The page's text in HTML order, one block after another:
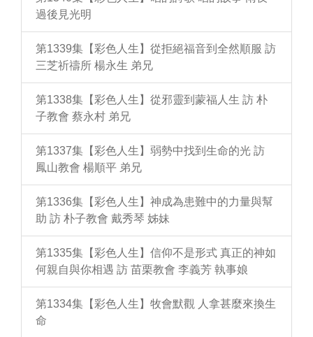
過後見光明
第1339集【彩色人生】從拒絕福音到全然順服 訪
三芝祈禱所 楊永生 弟兄
第1338集【彩色人生】從邪靈到蒙福人生 訪 朴
子教會 蔡永村 弟兄
第1337集【彩色人生】弱勢中找到生命的光 訪
鳳山教會 楊順平 弟兄
第1336集【彩色人生】神成為患難中的力量與幫
助 訪 朴子教會 戴秀琴 姊妹
第1335集【彩色人生】信仰不是形式 真正的神如
何親自與你相遇 訪 苗栗教會 李義芳 執事娘
第1334集【彩色人生】牧會默觀 人拿甚麼來換生
命